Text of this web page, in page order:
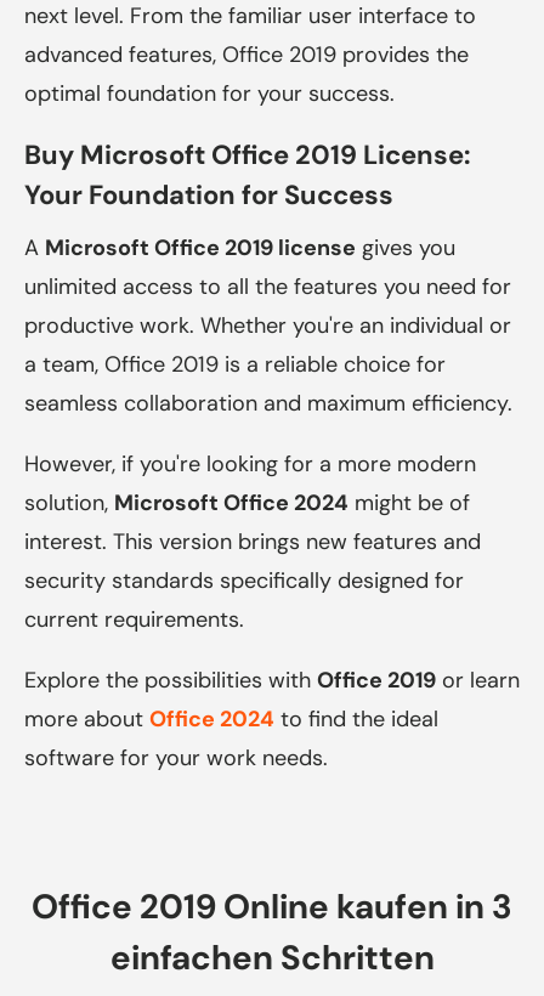
next level. From the familiar user interface to
advanced features, Office 2019 provides the
optimal foundation for your success.
Buy Microsoft Office 2019 License:
Your Foundation for Success
A Microsoft Office 2019 license gives you
unlimited access to all the features you need for
productive work. Whether you're an individual or
a team, Office 2019 is a reliable choice for
seamless collaboration and maximum efficiency.
However, if you're looking for a more modern
solution, Microsoft Office 2024 might be of
interest. This version brings new features and
security standards specifically designed for
current requirements.
Explore the possibilities with Office 2019 or learn
more about Office 2024 to find the ideal
software for your work needs.
Office 2019 Online kaufen in 3
einfachen Schritten